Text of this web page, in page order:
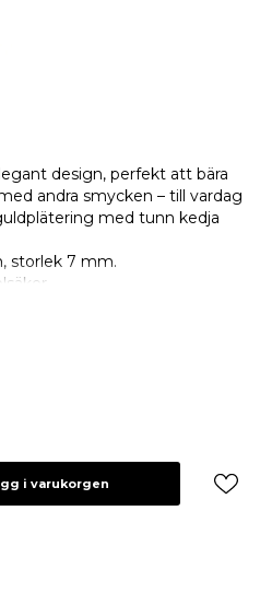
design, perfekt att bära
andra smycken – till vardag
med tunn kedja
storlek 7 mm.
i varukorgen